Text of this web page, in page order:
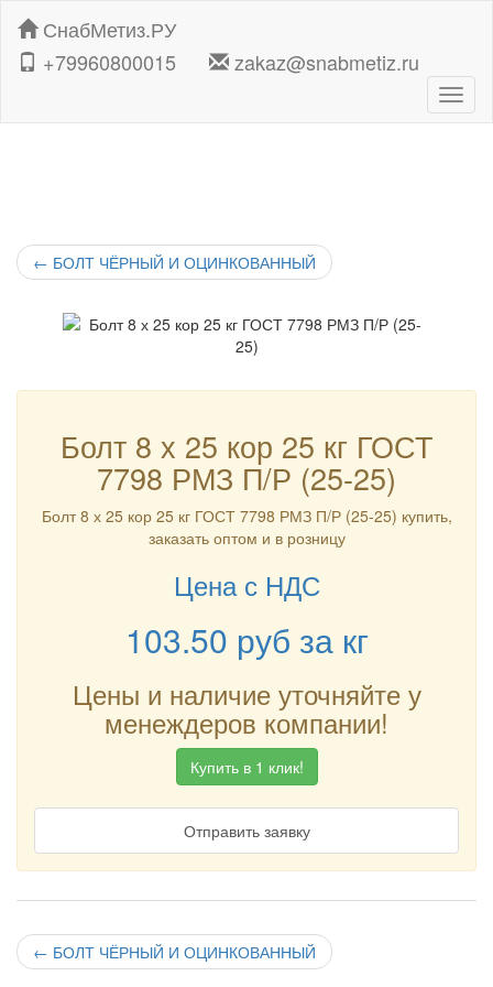
СнабМетиз.РУ
+79960800015
zakaz@snabmetiz.ru
← БОЛТ ЧЁРНЫЙ И ОЦИНКОВАННЫЙ
Болт 8 х 25 кор 25 кг ГОСТ
7798 РМЗ П/Р (25-25)
Болт 8 х 25 кор 25 кг ГОСТ 7798 РМЗ П/Р (25-25) купить,
заказать оптом и в розницу
Цена с НДС
103.50 руб за кг
Цены и наличие уточняйте у
менеждеров компании!
Купить в 1 клик!
Отправить заявку
← БОЛТ ЧЁРНЫЙ И ОЦИНКОВАННЫЙ